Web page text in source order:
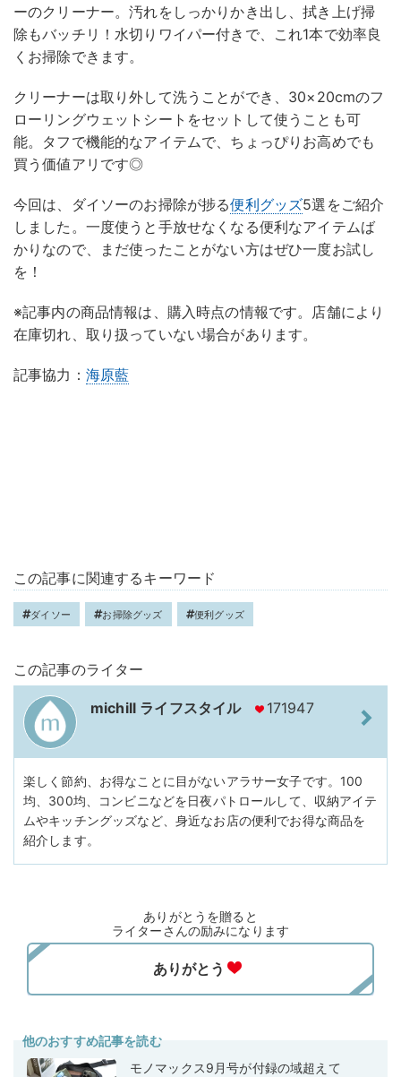
ーのクリーナー。汚れをしっかりかき出し、拭き上げ掃
除もバッチリ！水切りワイパー付きで、これ1本で効率良
くお掃除できます。
クリーナーは取り外して洗うことができ、30×20cmのフ
ローリングウェットシートをセットして使うことも可
能。タフで機能的なアイテムで、ちょっぴりお高めでも
買う価値アリです◎
今回は、ダイソーのお掃除が捗る便利グッズ5選をご紹介
しました。一度使うと手放せなくなる便利なアイテムば
かりなので、まだ使ったことがない方はぜひ一度お試し
を！
※記事内の商品情報は、購入時点の情報です。店舗により
在庫切れ、取り扱っていない場合があります。
記事協力： 海原藍
この記事に関連するキーワード
ダイソー お掃除グッズ 便利グッズ
この記事のライター
michill ライフスタイル 171947
楽しく節約、お得なことに目がないアラサー女子です。100
均、300均、コンビニなどを日夜パトロールして、収納アイテ
ムやキッチングッズなど、身近なお店の便利でお得な商品を
紹介します。
ありがとうを贈ると
ライターさんの励みになります
他のおすすめ記事を読む
モノマックス9月号が付録の域超えて